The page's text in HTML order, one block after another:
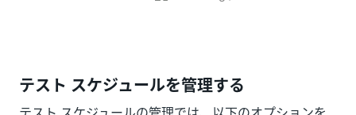
テスト スケジュールを管理する